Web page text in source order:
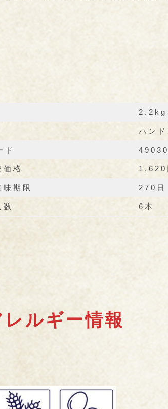
2.2kg
ハン
ド
価格 1,620
味期限 270日
数 6本
レルギー情報